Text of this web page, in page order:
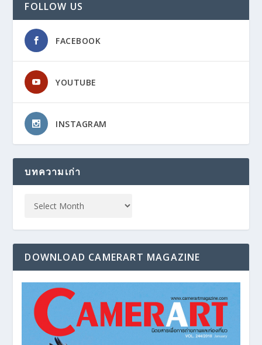
FOLLOW US
FACEBOOK
YOUTUBE
INSTAGRAM
บทความเก่า
DOWNLOAD CAMERART MAGAZINE